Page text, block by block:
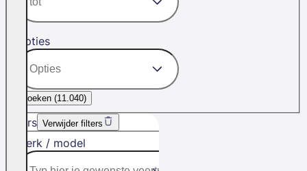
Opties
Zoeken (11.040)
Filters Verwijder filters
Merk / model